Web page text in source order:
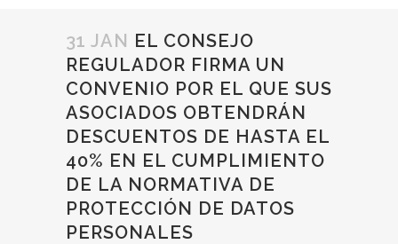
31 JAN EL CONSEJO
REGULADOR FIRMA UN
CONVENIO POR EL QUE SUS
ASOCIADOS OBTENDRÁN
DESCUENTOS DE HASTA EL
40% EN EL CUMPLIMIENTO
DE LA NORMATIVA DE
PROTECCIÓN DE DATOS
PERSONALES